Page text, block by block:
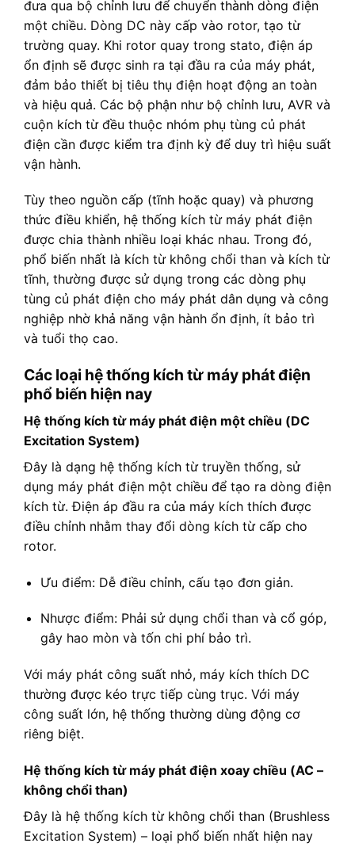
đưa qua bộ chỉnh lưu để chuyển thành dòng điện
một chiều. Dòng DC này cấp vào rotor, tạo từ
trường quay. Khi rotor quay trong stato, điện áp
ổn định sẽ được sinh ra tại đầu ra của máy phát,
đảm bảo thiết bị tiêu thụ điện hoạt động an toàn
và hiệu quả. Các bộ phận như bộ chỉnh lưu, AVR và
cuộn kích từ đều thuộc nhóm phụ tùng củ phát
điện cần được kiểm tra định kỳ để duy trì hiệu suất
vận hành.
Tùy theo nguồn cấp (tĩnh hoặc quay) và phương
thức điều khiển, hệ thống kích từ máy phát điện
được chia thành nhiều loại khác nhau. Trong đó,
phổ biến nhất là kích từ không chổi than và kích từ
tĩnh, thường được sử dụng trong các dòng phụ
tùng củ phát điện cho máy phát dân dụng và công
nghiệp nhờ khả năng vận hành ổn định, ít bảo trì
và tuổi thọ cao.
Các loại hệ thống kích từ máy phát điện
phổ biến hiện nay
Hệ thống kích từ máy phát điện một chiều (DC
Excitation System)
Đây là dạng hệ thống kích từ truyền thống, sử
dụng máy phát điện một chiều để tạo ra dòng điện
kích từ. Điện áp đầu ra của máy kích thích được
điều chỉnh nhằm thay đổi dòng kích từ cấp cho
rotor.
Ưu điểm: Dễ điều chỉnh, cấu tạo đơn giản.
Nhược điểm: Phải sử dụng chổi than và cổ góp,
gây hao mòn và tốn chi phí bảo trì.
Với máy phát công suất nhỏ, máy kích thích DC
thường được kéo trực tiếp cùng trục. Với máy
công suất lớn, hệ thống thường dùng động cơ
riêng biệt.
Hệ thống kích từ máy phát điện xoay chiều (AC –
không chổi than)
Đây là hệ thống kích từ không chổi than (Brushless
Excitation System) – loại phổ biến nhất hiện nay